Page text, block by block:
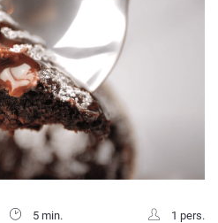
5 min. 1 pers.